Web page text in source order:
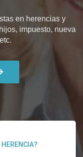
en herencias y
impuesto, nueva